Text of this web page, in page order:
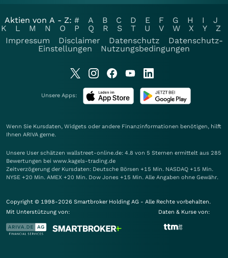
Aktien von A - Z: # A B C D E F G H I
J
K
L M N O P Q R S T U V W X Y
Z
Impressum
Disclaimer Datenschutz
Datenschutz-
Einstellungen
Nutzungsbedingungen
Unsere Apps:
Wenn Sie Kursdaten, Widgets oder andere Finanzinformationen benötigen, hilft
Ihnen ARIVA gerne.
Unsere User schätzen wallstreet-online.de: 4.8 von 5 Sternen ermittelt aus 285
Bewertungen bei www.kagels-trading.de
Zeitverzögerung der Kursdaten: Deutsche Börsen +15 Min. NASDAQ +15 Min.
NYSE +20 Min. AMEX +20 Min. Dow Jones +15 Min. Alle Angaben ohne Gewähr.
Copyright © 1998-2026 Smartbroker Holding AG - Alle Rechte vorbehalten.
Mit Unterstützung von:
Daten & Kurse von: